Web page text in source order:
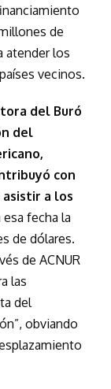
de
atender los
vecinos.
del Buró
del
con
a los
esa fecha la
de dólares.
de ACNUR
las
del
obviando